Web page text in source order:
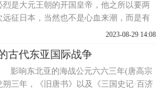
烈是大元王朝的开国皇帝，他之所以要两
远征日本，当然也不是心血来潮，而是有
各种综合考虑。依笔者看来，一是因为游
，要找回场子。三是因为可以趁机消耗南
降军。元军两次东征失败，现在可能大多
人都认为是神风的功劳，
2023-08-29 14:08
古代东亚国际战争
影响东北亚的海战公元六六三年(唐高宗
朔三年，《旧唐书》以及《三国史记·百济